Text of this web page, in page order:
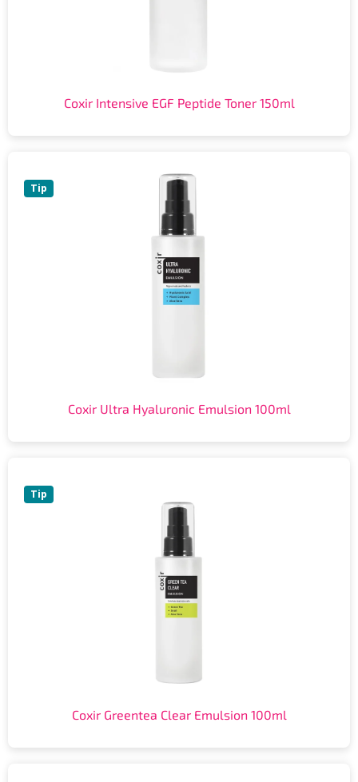
Coxir Intensive EGF Peptide Toner 150ml
Tip
Coxir Ultra Hyaluronic Emulsion 100ml
Tip
Coxir Greentea Clear Emulsion 100ml